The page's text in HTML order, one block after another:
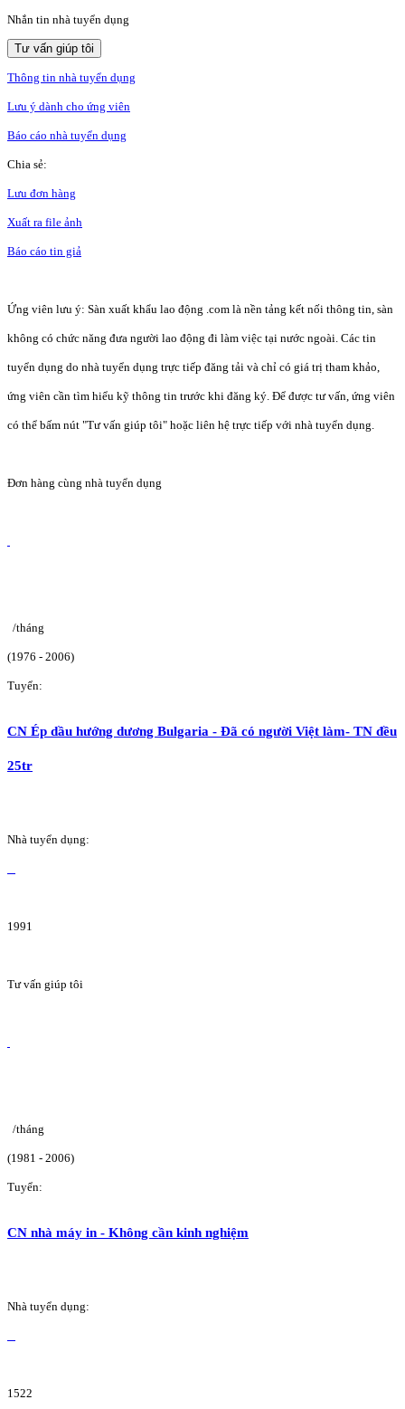
Nhắn tin nhà tuyển dụng
Tư vấn giúp tôi
Thông tin nhà tuyển dụng
Lưu ý dành cho ứng viên
Báo cáo nhà tuyển dụng
Chia sẻ:
Lưu đơn hàng
Xuất ra file ảnh
Báo cáo tin giả
Ứng viên lưu ý: Sàn xuất khẩu lao động .com là nền tảng kết nối thông tin, sàn
không có chức năng đưa người lao động đi làm việc tại nước ngoài. Các tin
tuyển dụng do nhà tuyển dụng trực tiếp đăng tải và chỉ có giá trị tham khảo,
ứng viên cần tìm hiểu kỹ thông tin trước khi đăng ký. Để được tư vấn, ứng viên
có thể bấm nút "Tư vấn giúp tôi" hoặc liên hệ trực tiếp với nhà tuyển dụng.
Đơn hàng cùng nhà tuyển dụng
/tháng
(1976 - 2006)
Tuyển:
CN Ép dầu hướng dương Bulgaria - Đã có người Việt làm- TN đều
25tr
Nhà tuyển dụng:
1991
Tư vấn giúp tôi
/tháng
(1981 - 2006)
Tuyển:
CN nhà máy in - Không cần kinh nghiệm
Nhà tuyển dụng:
1522